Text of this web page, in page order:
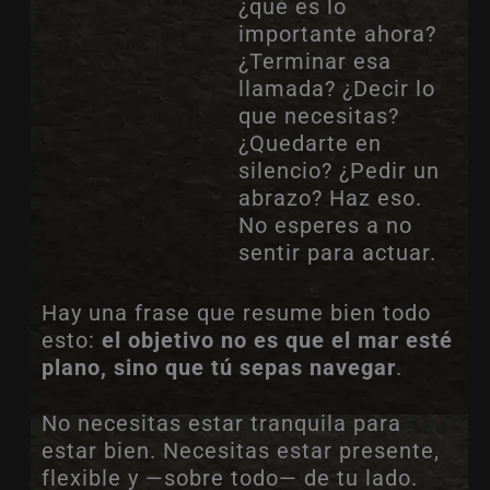
¿qué es lo
importante ahora?
¿Terminar esa
llamada? ¿Decir lo
que necesitas?
¿Quedarte en
silencio? ¿Pedir un
abrazo? Haz eso.
No esperes a no
sentir para actuar.
Hay una frase que resume bien todo
esto: el objetivo no es que el mar esté
plano, sino que tú sepas navegar.
No necesitas estar tranquila para
estar bien. Necesitas estar presente,
flexible y —sobre todo— de tu lado.